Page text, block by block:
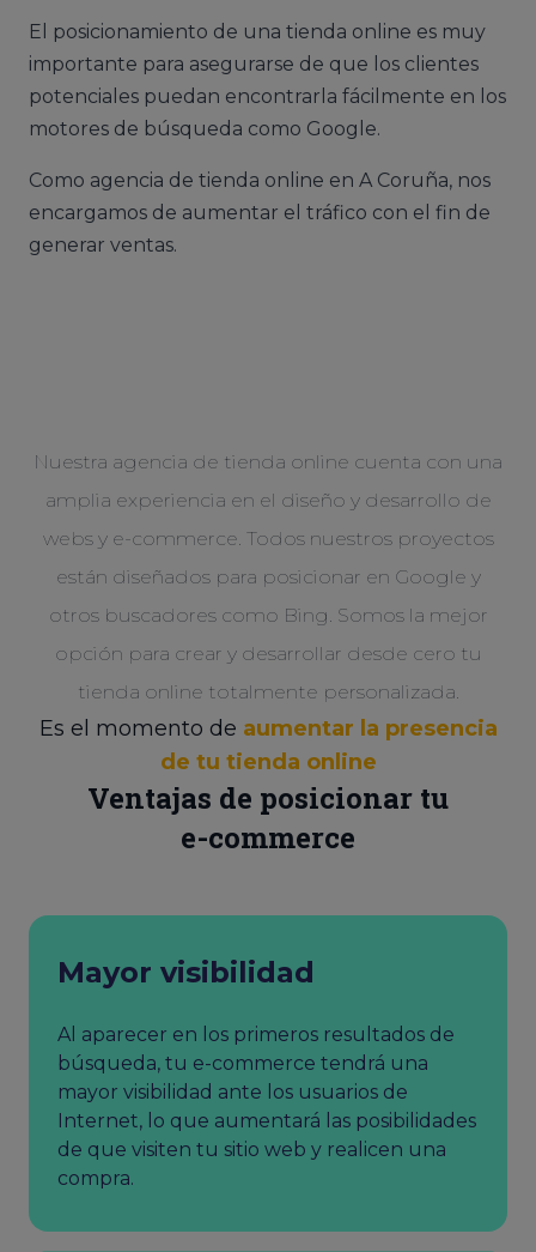
El posicionamiento de una tienda online es muy
importante para asegurarse de que los clientes
potenciales puedan encontrarla fácilmente en los
motores de búsqueda como Google.
Como agencia de tienda online en A Coruña, nos
encargamos de aumentar el tráfico con el fin de
generar ventas.
Nuestra agencia de tienda online cuenta con una
amplia experiencia en el diseño y desarrollo de
webs y e-commerce. Todos nuestros proyectos
están diseñados para posicionar en Google y
otros buscadores como Bing. Somos la mejor
opción para crear y desarrollar desde cero tu
tienda online totalmente personalizada.
Es el momento de aumentar la presencia
de tu tienda online
Ventajas de posicionar tu
e-commerce
Mayor visibilidad
Al aparecer en los primeros resultados de
búsqueda, tu e-commerce tendrá una
mayor visibilidad ante los usuarios de
Internet, lo que aumentará las posibilidades
de que visiten tu sitio web y realicen una
compra.